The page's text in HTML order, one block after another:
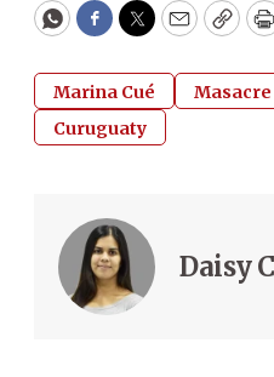
WhatsApp
Facebook
Twitter
EmailCopy
Marina Cué
Curuguaty
Daisy